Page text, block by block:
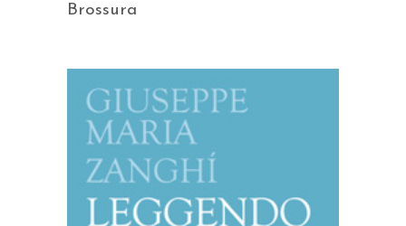
Brossura